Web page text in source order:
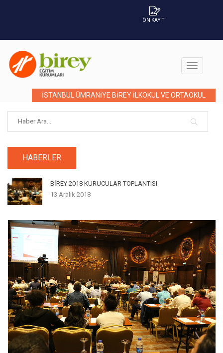
ÖN KAYIT
İSTANBUL ÜMRANİYE BİREY İLKOKUL VE ORTAOKUL
HABERLER
BİREY 2018 KURUCULAR TOPLANTISI
13 Aralık 2018